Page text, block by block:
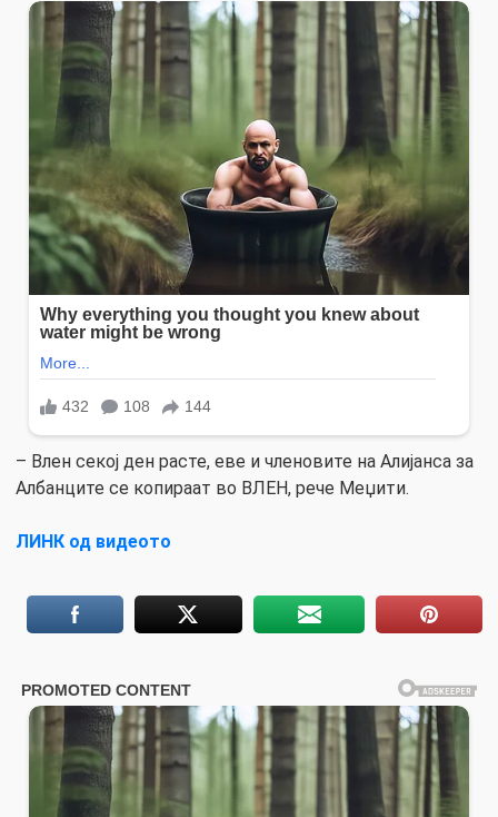
– Влен секој ден расте, еве и членовите на Алијанса за
Албанците се копираат во ВЛЕН, рече Меџити.
ЛИНК од видеото